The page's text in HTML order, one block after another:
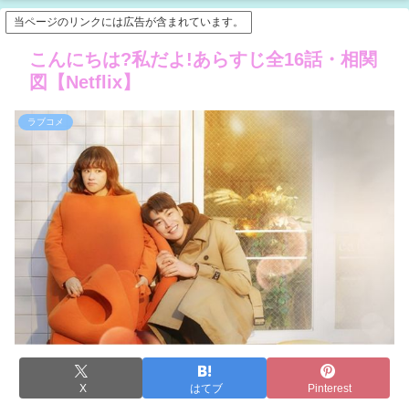
当ページのリンクには広告が含まれています。
こんにちは?私だよ!あらすじ全16話・相関
図【Netflix】
ラブコメ
X はてブ Pinterest